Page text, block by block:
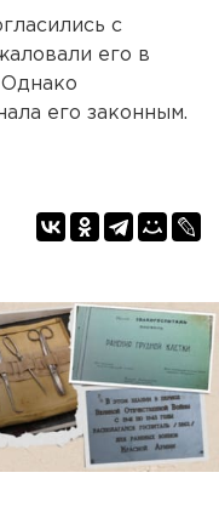
с
его в
его законным.